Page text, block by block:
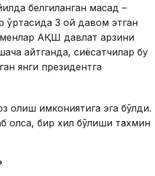
белгиланган мақсад –
ўртасида 3 ой давом этган
АҚШ давлат қарзини
айтганда, сиёсатчилар бу
янги президентга
олиш имкониятига эга бўлди.
қолса, бир хил бўлиши тахмин